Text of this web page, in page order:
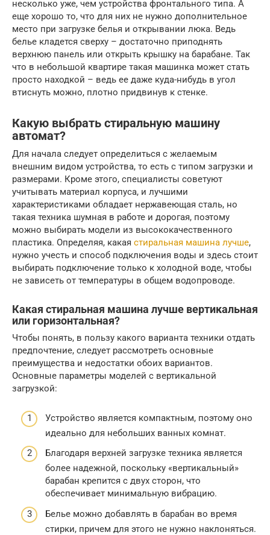
несколько уже, чем устройства фронтального типа. А
еще хорошо то, что для них не нужно дополнительное
место при загрузке белья и открывании люка. Ведь
белье кладется сверху – достаточно приподнять
верхнюю панель или открыть крышку на барабане. Так
что в небольшой квартире такая машинка может стать
просто находкой – ведь ее даже куда-нибудь в угол
втиснуть можно, плотно придвинув к стенке.
Какую выбрать стиральную машину
автомат?
Для начала следует определиться с желаемым
внешним видом устройства, то есть с типом загрузки и
размерами. Кроме этого, специалисты советуют
учитывать материал корпуса, и лучшими
характеристиками обладает нержавеющая сталь, но
такая техника шумная в работе и дорогая, поэтому
можно выбирать модели из высококачественного
пластика. Определяя, какая стиральная машина лучше,
нужно учесть и способ подключения воды и здесь стоит
выбирать подключение только к холодной воде, чтобы
не зависеть от температуры в общем водопроводе.
Какая стиральная машина лучше вертикальная
или горизонтальная?
Чтобы понять, в пользу какого варианта техники отдать
предпочтение, следует рассмотреть основные
преимущества и недостатки обоих вариантов.
Основные параметры моделей с вертикальной
загрузкой:
Устройство является компактным, поэтому оно
идеально для небольших ванных комнат.
Благодаря верхней загрузке техника является
более надежной, поскольку «вертикальный»
барабан крепится с двух сторон, что
обеспечивает минимальную вибрацию.
Белье можно добавлять в барабан во время
стирки, причем для этого не нужно наклоняться.